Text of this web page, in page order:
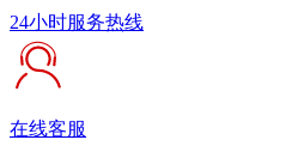
24小时服务热线
在线客服